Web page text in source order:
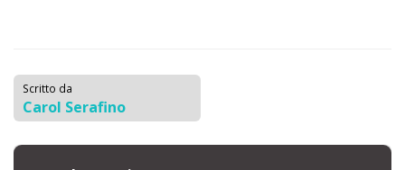
Scritto da
Carol Serafino